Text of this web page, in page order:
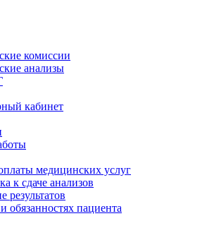
комиссии
анализы
кабинет
медицинских услуг
к сдаче анализов
результатов
обязанностях пациента